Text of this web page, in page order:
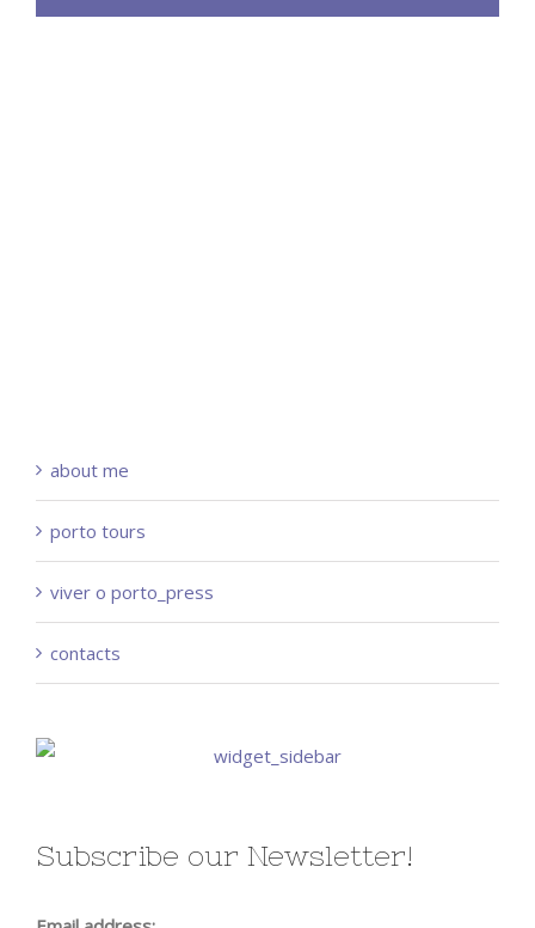
about me
porto tours
viver o porto_press
contacts
Subscribe our Newsletter!